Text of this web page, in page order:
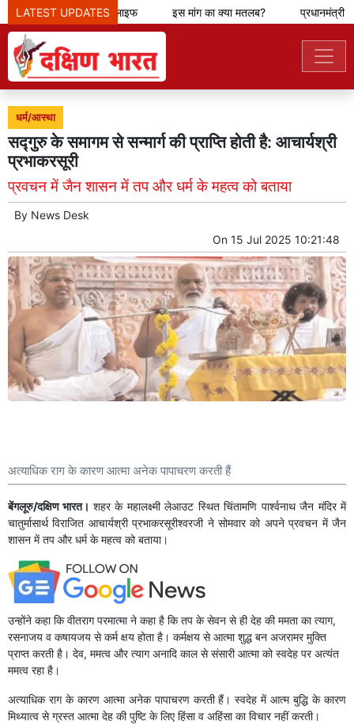
LATEST UPDATES
देने के लिए आ रही हाई लाइफ इस मांग का क्या मतलब? प्रधानमंत्री
धर्म/आस्था
सद्गुरु के समागम से सन्मार्ग की प्राप्ति होती है: आचार्यश्री
प्रभाकरसूरी
प्रवचन में जैन शासन में तप और धर्म के महत्व को बताया
By News Desk
On 15 Jul 2025 10:21:48
अत्याधिक राग के कारण आत्मा अनेक पापाचरण करती हैं
बेंगलूरु/दक्षिण भारत। शहर के महालक्ष्मी लेआउट स्थित चिंतामणि पार्श्वनाथ जैन मंदिर में
चातुर्मासार्थ विराजित आचार्यश्री प्रभाकरसूरीश्वरजी ने सोमवार को अपने प्रवचन में जैन
शासन में तप और धर्म के महत्व को बताया।
उन्होंने कहा कि वीतराग परमात्मा ने कहा है कि तप के सेवन से ही देह की ममता का त्याग,
रसनाजय व कषायजय से कर्म क्षय होता है। कर्मक्षय से आत्मा शुद्ध बन अजरामर मुक्ति
प्राप्त करती है। देव, ममत्व और त्याग अनादि काल से संसारी आत्मा को स्वदेह पर अत्यंत
ममत्व रहा है।
अत्याधिक राग के कारण आत्मा अनेक पापाचरण करती हैं। स्वदेह में आत्म बुद्धि के कारण
मिथ्यात्व से ग्रस्त आत्मा देह की पुष्टि के लिए हिंसा व अहिंसा का विचार नहीं करती।